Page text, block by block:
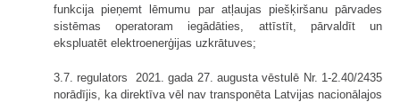
funkcija pieņemt lēmumu par atļaujas piešķiršanu pārvades
sistēmas operatoram iegādāties, attīstīt, pārvaldīt un
ekspluatēt elektroenerģijas uzkrātuves;
3.7. regulators 2021. gada 27. augusta vēstulē Nr. 1-2.40/2435
norādījis, ka direktīva vēl nav transponēta Latvijas nacionālajos